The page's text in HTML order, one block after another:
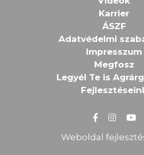
Karrier
ÁSZF
Adatvédelmi
Impresszum
Megfosz
Legyél Te is
Weboldal